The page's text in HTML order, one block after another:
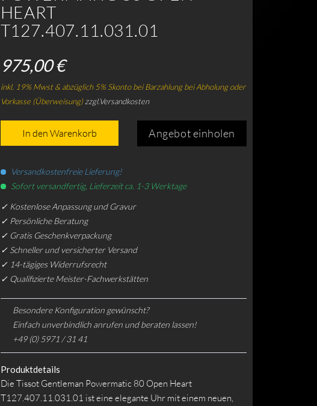
HEART
T127.407.11.031.01
975,00 €
inkl. 19% Mwst & abzüglich 5% Skonto bei Barzahlung bei Abholung oder
Vorkasse (Überweisung)zzgl.Versandkosten
Angebot einholen
In den Warenkorb
Versandkostenfreie Lieferung!
Sofort versandfertig, Lieferzeit ca. 1-3 Werktage
✓ Kostenlose Anpassung und Gravur
✓ Persönliche Beratung
✓ Gratis Geschenkverpackung
✓ Schneller und versicherter Versand
✓ 14-tägiges Widerrufsrecht
✓ Qualifizierte Meister-Fachwerkstätten
Besondere Konfiguration gewünscht?
Einfach unverbindlich anrufen und beraten lassen!
+49 (0) 5971 / 31 41
Produktdetails
Die Tissot Gentleman Powermatic 80 Open Heart
T127.407.11.031.01 ist eine elegante Uhr mit einem neuen,